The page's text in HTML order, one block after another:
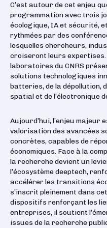
C’est autour de cet enjeu
programmation avec trois
écologique, IA et sécurité,
rythmées par des
lesquelles chercheurs,
croiseront leurs
laboratoires du CNRS
solutions technologiques
batteries, de la dépollution,
spatial et de l’électronique
Aujourd’hui, l’enjeu
valorisation des avancées
concrètes, capables de
économiques. Face à la
la recherche devient un
l’écosystème deeptech,
accélérer les transitions
s’inscrit pleinement dans
dispositifs renforçant les
entreprises, il soutient
issues de la recherche